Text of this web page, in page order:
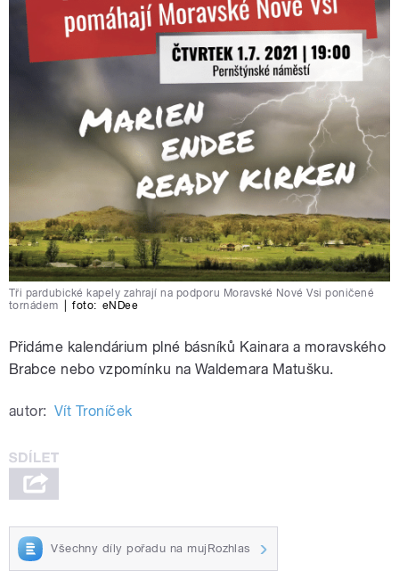
Tři pardubické kapely zahrají na podporu Moravské Nové Vsi poničené
tornádem
foto: eNDee
Přidáme kalendárium plné básníků Kainara a moravského
Brabce nebo vzpomínku na Waldemara Matušku.
autor: Vít Troníček
Všechny díly pořadu na mujRozhlas